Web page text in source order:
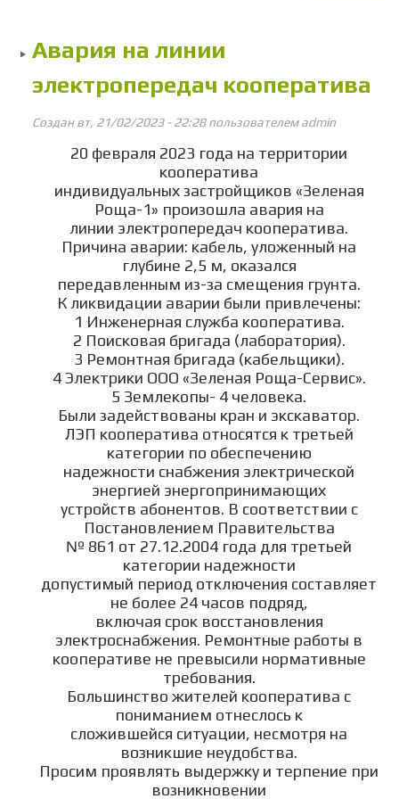
Авария на линии
электропередач кооператива
Создан вт, 21/02/2023 - 22:28 пользователемadmin
20 февраля 2023 года на территории
кооператива
индивидуальных застройщиков «Зеленая
Роща-1» произошла авария на
линии электропередач кооператива.
Причина аварии: кабель, уложенный на
глубине 2,5 м, оказался
передавленным из-за смещения грунта.
К ликвидации аварии были привлечены:
1 Инженерная служба кооператива.
2 Поисковая бригада (лаборатория).
3 Ремонтная бригада (кабельщики).
4 Электрики ООО «Зеленая Роща-Сервис».
5 Землекопы- 4 человека.
Были задействованы кран и экскаватор.
ЛЭП кооператива относятся к третьей
категории по обеспечению
надежности снабжения электрической
энергией энергопринимающих
устройств абонентов. В соответствии с
Постановлением Правительства
№ 861 от 27.12.2004 года для третьей
категории надежности
допустимый период отключения составляет
не более 24 часов подряд,
включая срок восстановления
электроснабжения. Ремонтные работы в
кооперативе не превысили нормативные
требования.
Большинство жителей кооператива с
пониманием отнеслось к
сложившейся ситуации, несмотря на
возникшие неудобства.
Просим проявлять выдержку и терпение при
возникновении